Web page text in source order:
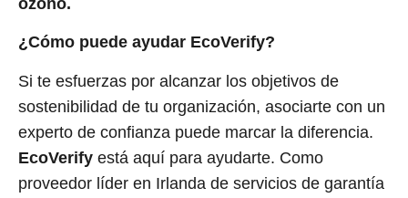
¿Cómo puede ayudar EcoVerify?
Si te esfuerzas por alcanzar los objetivos de
sostenibilidad de tu organización, asociarte con un
experto de confianza puede marcar la diferencia.
EcoVerify está aquí para ayudarte. Como
proveedor líder en Irlanda de servicios de garantía